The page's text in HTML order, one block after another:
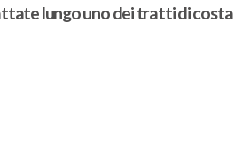
lungo uno dei tratti di costa